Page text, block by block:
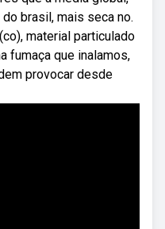
brasil, mais seca no.
material particulado
fumaça que inalamos,
provocar desde